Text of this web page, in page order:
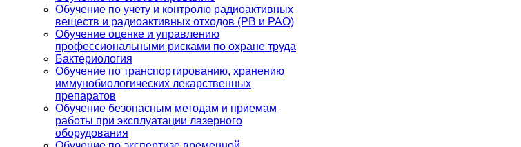
Обучение по учету и контролю радиоактивных
веществ и радиоактивных отходов (РВ и РАО)
Обучение оценке и управлению
профессиональными рисками по охране труда
Бактериология
Обучение по транспортированию, хранению
иммунобиологических лекарственных
препаратов
Обучение безопасным методам и приемам
работы при эксплуатации лазерного
оборудования